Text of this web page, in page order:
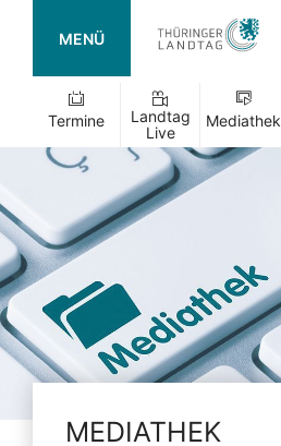
MENÜ
Termine
Landtag
Live
Mediathek
MEDIATHEK